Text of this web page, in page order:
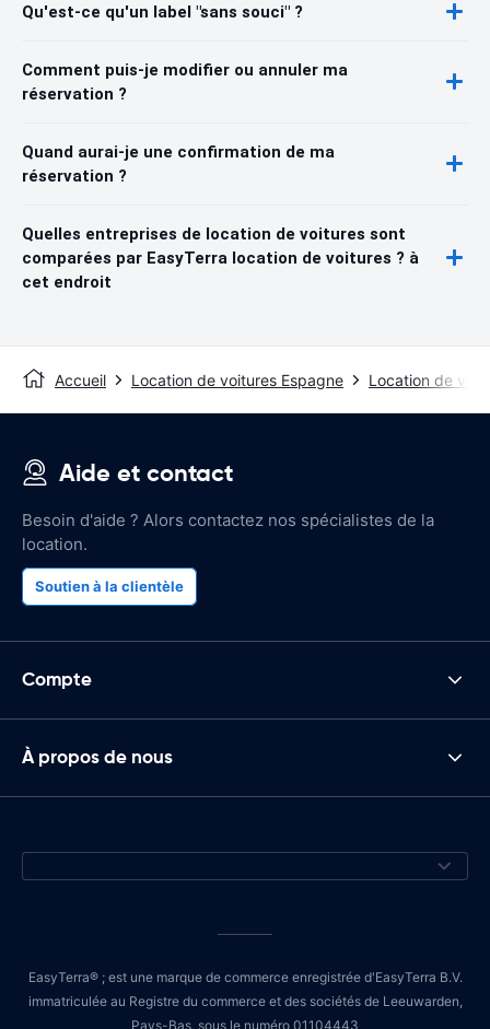
Qu'est-ce qu'un label "sans souci" ?
Comment puis-je modifier ou annuler ma
réservation ?
Quand aurai-je une confirmation de ma
réservation ?
Quelles entreprises de location de voitures sont
comparées par EasyTerra location de voitures ? à
cet endroit
Accueil Location de voitures Espagne Location de
Aide et contact
Besoin d'aide ? Alors contactez nos spécialistes de la
location.
Soutien à la clientèle
Compte
À propos de nous
EasyTerra® ; est une marque de commerce enregistrée d'EasyTerra B.V.
immatriculée au Registre du commerce et des sociétés de Leeuwarden,
Pays-Bas, sous le numéro 01104443